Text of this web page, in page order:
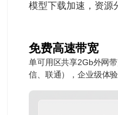
模型下载加速，资源
免费高速带宽
单可用区共享2Gb外网
信、联通），企业级体